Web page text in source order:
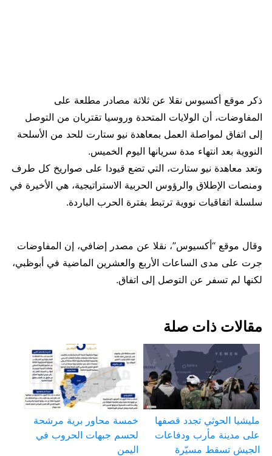
ذكر موقع أكسيوس نقلا عن ثلاثة مصادر مطلعة على
المفاوضات، أن الولايات المتحدة وروسيا تقتربان من التوصل
إلى اتفاق لمواصلة العمل بمعاهدة نيو ستارت للحد من الأسلحة
النووية بعد انتهاء مدة سريانها اليوم الخميس.
وتعد معاهدة نيو ستارت، التي تضع قيودا على صواريخ كل طرف
ومنصات الإطلاق والرؤوس الحربية الاستراتيجية، هي الأخيرة في
سلسلة اتفاقيات نووية ترتبط بفترة الحرب الباردة.
وقال موقع “أكسيوس”، نقلا عن مصدر إضافي، إن المفاوضات
جرت على مدى الساعات الأربع والعشرين الماضية في أبوظبي،
لكنها لم تسفر عن التوصل إلى اتفاق.
مقالات ذات صلة
مليشيا الحوثي تجدد قصفها
على مدينة مأرب ودفاعات
الجيش تسقط مسيّرة
خمسة محاور برية مرشحة
لحسم جبهات الحروب في
اليمن